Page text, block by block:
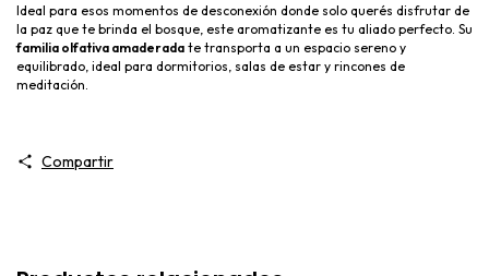
Ideal para esos momentos de desconexión donde solo querés disfrutar de
la paz que te brinda el bosque, este aromatizante es tu aliado perfecto. Su
familia olfativa amaderada te transporta a un espacio sereno y
equilibrado, ideal para dormitorios, salas de estar y rincones de
meditación.
Compartir